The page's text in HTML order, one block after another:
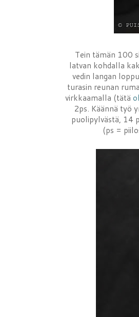
Tein tämän 100
latvan kohdalla
vedin langan
turasin reunan
virkkaamalla (tätä
2ps. Käännä työ
puolipylvästä, 14
(ps =